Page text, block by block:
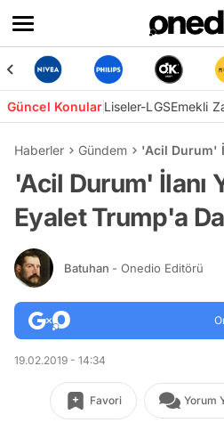
Güncel KonularLiseler-LGSEmekli
Haberler Gündem 'Acil Durum'
'Acil Durum' İlanı
Eyalet Trump'a
Batuhan - Onedio Editörü
19.02.2019 - 14:34
Favori Yorum